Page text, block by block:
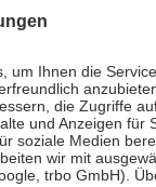
Mitglieder
Es sind jedoch nie
zu entrichten.
grundsätzlich auch
der Kosten sowie